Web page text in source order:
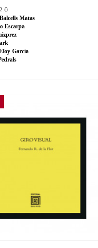
Matas
Escarpa
García